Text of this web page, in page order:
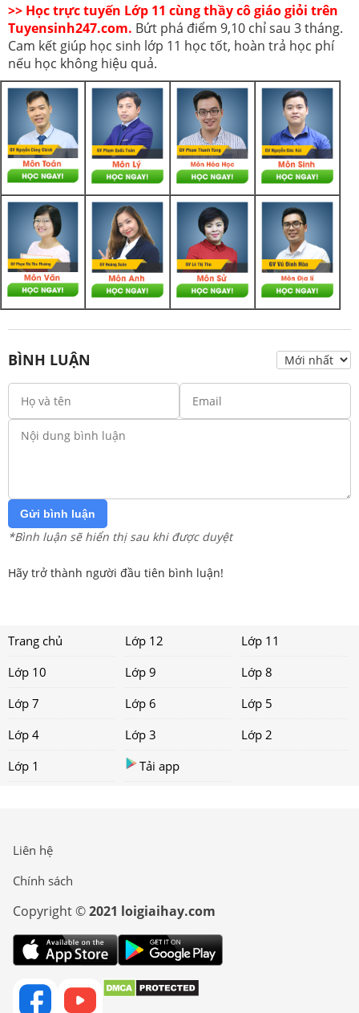
>> Học trực tuyến Lớp 11 cùng thầy cô giáo giỏi trên
Tuyensinh247.com. Bứt phá điểm 9,10 chỉ sau 3 tháng.
Cam kết giúp học sinh lớp 11 học tốt, hoàn trả học phí
nếu học không hiệu quả.
BÌNH LUẬN
Gửi bình luận
*Bình luận sẽ hiển thị sau khi được duyệt
Hãy trở thành người đầu tiên bình luận!
Trang chủ Lớp 12
Lớp 11
Lớp 10
Lớp 9
Lớp 8
Lớp 7
Lớp 6
Lớp 5
Lớp 4
Lớp 3
Lớp 2
Lớp 1
Tải app
Liên hệ
Chính sách
Copyright ©2021 loigiaihay.com